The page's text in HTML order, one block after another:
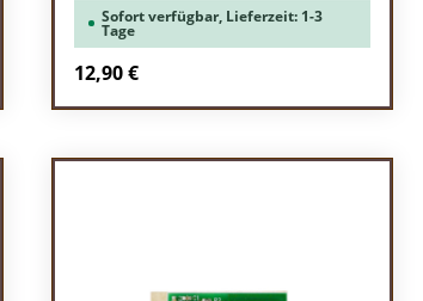
Sofort verfügbar, Lieferzeit: 1-3
Tage
Regulärer Preis:
12,90 €